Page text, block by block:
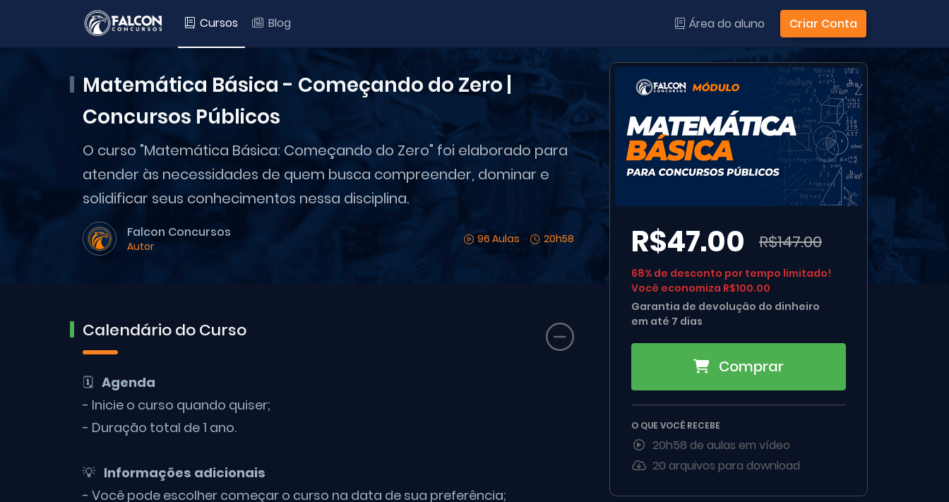
Cursos Blog Área do aluno Criar Conta
Matemática Básica - Começando do Zero |
Concursos Públicos
O curso "Matemática Básica: Começando do Zero" foi elaborado para
atender às necessidades de quem busca compreender, dominar e
solidificar seus conhecimentos nessa disciplina.
Falcon Concursos
Autor
96 Aulas 20h58 R$47.00 R$147.00
68% de desconto por tempo limitado!
Você economiza R$100.00
Garantia de devolução do dinheiro
em até 7 dias
Comprar
O QUE VOCÊ RECEBE
20h58 de aulas em vídeo
20 arquivos para download
Calendário do Curso
🗓 Agenda
- Inicie o curso quando quiser;
- Duração total de 1 ano.
💡 Informações adicionais
- Você pode escolher começar o curso na data de sua preferência;